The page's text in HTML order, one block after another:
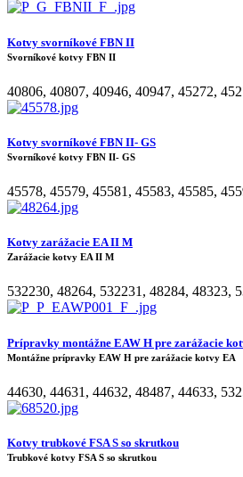
Kotvy svorníkové FBN II
Svorníkové kotvy FBN II
40806, 40807, 40946, 40947, 45272,
Kotvy svorníkové FBN II- GS
Svorníkové kotvy FBN II- GS
45578, 45579, 45581 , 45583, 45585,
Kotvy zarážacie EA II M
Zarážacie kotvy EA II M
532230, 48264, 532231, 48284, 48323,
Prípravky montážne EAW H pre zarážacie
Montážne prípravky EAW H pre zarážacie kotvy EA
44630, 44631 , 44632, 48487, 44633,
Kotvy trubkové FSA S so skrutkou
Trubkové kotvy FSA S so skrutkou